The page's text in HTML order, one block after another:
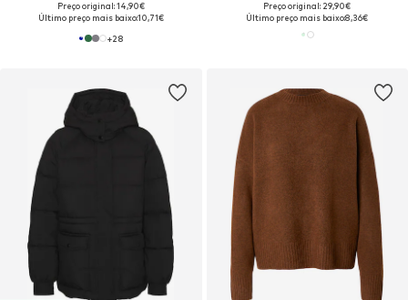
Preço original: 14,90€
Último preço mais baixo:10,71€
+28
Preço original: 29,90€
Último preço mais baixo:8,36€